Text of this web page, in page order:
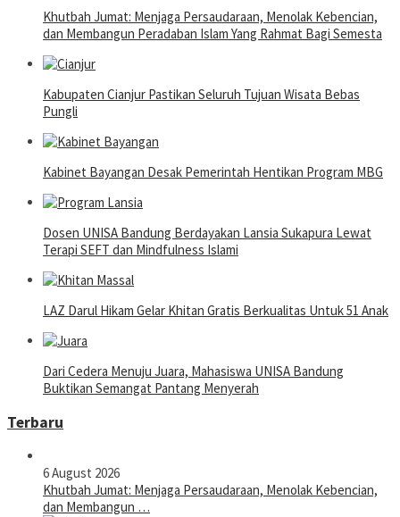
Khutbah Jumat: Menjaga Persaudaraan, Menolak Kebencian,
dan Membangun Peradaban Islam Yang Rahmat Bagi Semesta
Kabupaten Cianjur Pastikan Seluruh Tujuan Wisata Bebas
Pungli
Kabinet Bayangan Desak Pemerintah Hentikan Program MBG
Dosen UNISA Bandung Berdayakan Lansia Sukapura Lewat
Terapi SEFT dan Mindfulness Islami
LAZ Darul Hikam Gelar Khitan Gratis Berkualitas Untuk 51 Anak
Dari Cedera Menuju Juara, Mahasiswa UNISA Bandung
Buktikan Semangat Pantang Menyerah
Terbaru
6 August 2026
Khutbah Jumat: Menjaga Persaudaraan, Menolak Kebencian,
dan Membangun …